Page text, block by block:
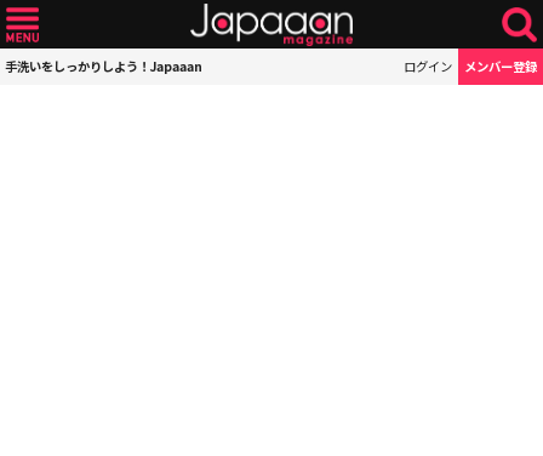
手洗いをしっかりしよう！Japaaan ログイン メンバー登録